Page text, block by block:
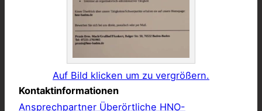
Auf Bild klicken um zu vergrößern.
Kontaktinformationen
Ansprechpartner Überörtliche HNO-